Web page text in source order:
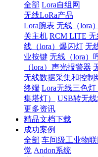
全部 Lora自组网
无线LoRa产品
Lora腕表 无线（lora
关主机 RCM LITE
线（lora）爆闪灯 无
业按键 无线（lora）
（lora）声光报警器
无线数据采集和控制
终端 Lora无线三色灯
集塔灯）
USB转无
更多资讯
精品文档下载
成功案例
全部 车间级工业物
觉 Andon系统